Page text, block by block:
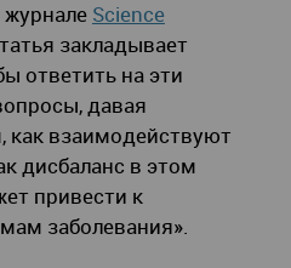
журнале Science
закладывает
ответить на эти
давая
как взаимодействуют
дисбаланс в этом
привести к
заболевания».